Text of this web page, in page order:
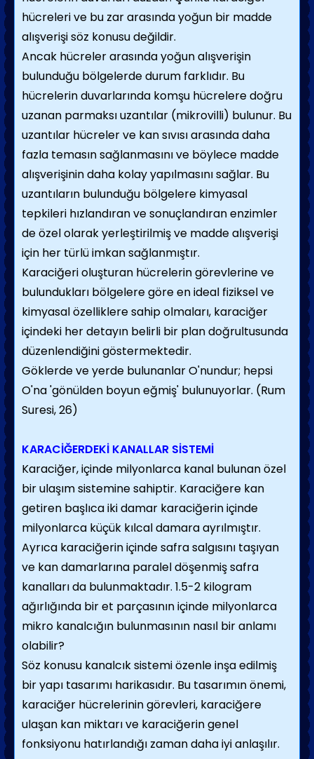
hücreleri ve bu zar arasında yoğun bir madde
alışverişi söz konusu değildir.
Ancak hücreler arasında yoğun alışverişin
bulunduğu bölgelerde durum farklıdır. Bu
hücrelerin duvarlarında komşu hücrelere doğru
uzanan parmaksı uzantılar (mikrovilli) bulunur. Bu
uzantılar hücreler ve kan sıvısı arasında daha
fazla temasın sağlanmasını ve böylece madde
alışverişinin daha kolay yapılmasını sağlar. Bu
uzantıların bulunduğu bölgelere kimyasal
tepkileri hızlandıran ve sonuçlandıran enzimler
de özel olarak yerleştirilmiş ve madde alışverişi
için her türlü imkan sağlanmıştır.
Karaciğeri oluşturan hücrelerin görevlerine ve
bulundukları bölgelere göre en ideal fiziksel ve
kimyasal özelliklere sahip olmaları, karaciğer
içindeki her detayın belirli bir plan doğrultusunda
düzenlendiğini göstermektedir.
Göklerde ve yerde bulunanlar O'nundur; hepsi
O'na 'gönülden boyun eğmiş' bulunuyorlar. (Rum
Suresi, 26)
KARACİĞERDEKİ KANALLAR SİSTEMİ
Karaciğer, içinde milyonlarca kanal bulunan özel
bir ulaşım sistemine sahiptir. Karaciğere kan
getiren başlıca iki damar karaciğerin içinde
milyonlarca küçük kılcal damara ayrılmıştır.
Ayrıca karaciğerin içinde safra salgısını taşıyan
ve kan damarlarına paralel döşenmiş safra
kanalları da bulunmaktadır. 1.5-2 kilogram
ağırlığında bir et parçasının içinde milyonlarca
mikro kanalcığın bulunmasının nasıl bir anlamı
olabilir?
Söz konusu kanalcık sistemi özenle inşa edilmiş
bir yapı tasarımı harikasıdır. Bu tasarımın önemi,
karaciğer hücrelerinin görevleri, karaciğere
ulaşan kan miktarı ve karaciğerin genel
fonksiyonu hatırlandığı zaman daha iyi anlaşılır.